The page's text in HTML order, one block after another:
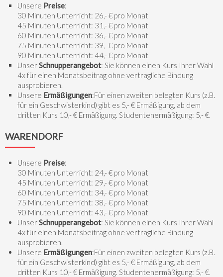
Unsere Preise:
30 Minuten Unterricht: 26,- € pro Monat
45 Minuten Unterricht: 31,- € pro Monat
60 Minuten Unterricht: 36,- € pro Monat
75 Minuten Unterricht: 39,- € pro Monat
90 Minuten Unterricht: 44,- € pro Monat
UnserSchnupperangebot: Sie können einen Kurs Ihrer Wahl
4x für einen Monatsbeitrag ohne vertragliche Bindung
ausprobieren.
Unsere Ermäßigungen:Für einen zweiten belegten Kurs (z.B.
für ein Geschwisterkind) gibt es 5,- € Ermäßigung, ab dem
dritten Kurs 10,- € Ermäßigung. Studentenermäßigung: 5,- €.
WARENDORF
Unsere Preise:
30 Minuten Unterricht: 24,- € pro Monat
45 Minuten Unterricht: 29,- € pro Monat
60 Minuten Unterricht: 34,- € pro Monat
75 Minuten Unterricht: 38,- € pro Monat
90 Minuten Unterricht: 43,- € pro Monat
UnserSchnupperangebot: Sie können einen Kurs Ihrer Wahl
4x für einen Monatsbeitrag ohne vertragliche Bindung
ausprobieren.
Unsere Ermäßigungen:Für einen zweiten belegten Kurs (z.B.
für ein Geschwisterkind) gibt es 5,- € Ermäßigung, ab dem
dritten Kurs 10,- € Ermäßigung. Studentenermäßigung: 5,- €.